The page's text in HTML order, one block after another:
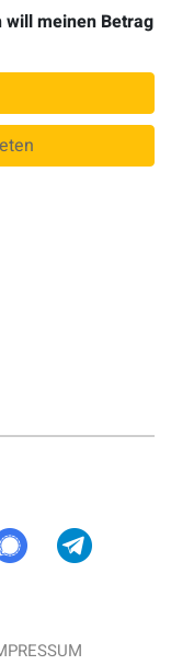
will meinen Betrag